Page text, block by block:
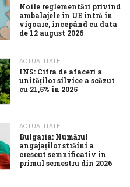
Noile reglementări privind
ambalajele în UE intră în
vigoare, începând cu data
de 12 august 2026
ACTUALITATE
INS: Cifra de afaceri a
unităților silvice a scăzut
cu 21,5% în 2025
ACTUALITATE
Bulgaria: Numărul
angajaților străini a
crescut semnificativ în
primul semestru din 2026